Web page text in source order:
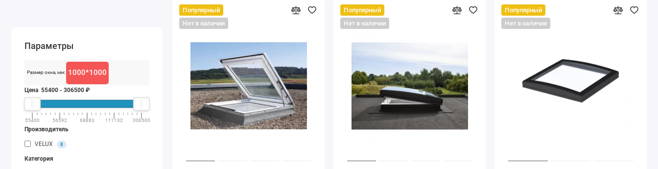
Параметры
Размер окна, мм: 1000*1000
Цена55400 -306500 ₽
55400 56592 68883 111132 306500
Производитель
VELUX 8
Категория
Популярный
Нет в наличии
Популярный
Нет в наличии
Популярный
Нет в наличии